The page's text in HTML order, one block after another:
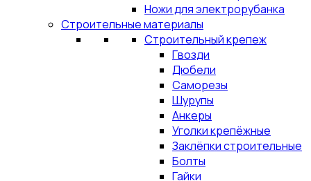
Ножи для электрорубанка
Строительные материалы
Строительный крепеж
Гвозди
Дюбели
Саморезы
Шурупы
Анкеры
Уголки крепёжные
Заклёпки строительные
Болты
Гайки